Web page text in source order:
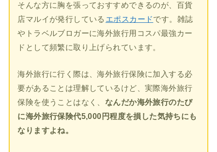
そんな方に胸を張っておすすめできるのが、百貨
店マルイが発行している エポスカードです。雑誌
やトラベルブロガーに海外旅行用コスパ最強カー
ドとして頻繁に取り上げられています。
海外旅行に行く際は、海外旅行保険に加入する必
要があることは理解しているけど、実際海外旅行
保険を使うことはなく、 なんだか海外旅行のたび
に海外旅行保険代5,000円程度を損した気持ちにも
なりますよね。